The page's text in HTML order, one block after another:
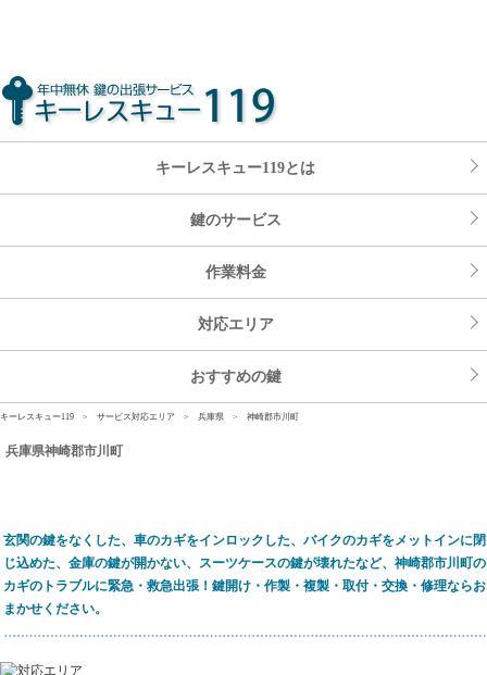
キーレスキュー119とは
鍵のサービス
作業料金
対応エリア
おすすめの鍵
キーレスキュー119 > サービス対応エリア > 兵庫県 > 神崎郡市川町
兵庫県神崎郡市川町
玄関の鍵をなくした、車のカギをインロックした、バイクのカギをメットインに閉
じ込めた、金庫の鍵が開かない、スーツケースの鍵が壊れたなど、神崎郡市川町の
カギのトラブルに緊急・救急出張！鍵開け・作製・複製・取付・交換・修理ならお
まかせください。